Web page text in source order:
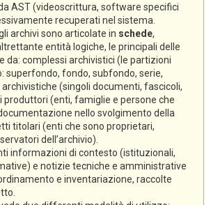
AST (videoscrittura, software specifici
recuperati nel sistema.
archivi sono articolate in schede,
entità logiche, le principali delle
da: complessi archivistici (le partizioni
superfondo, fondo, subfondo, serie,
(singoli documenti, fascicoli,
produttori (enti, famiglie e persone che
nello svolgimento della
titolari (enti che sono proprietari,
dell’archivio).
informazioni di contesto (istituzionali,
e notizie tecniche e amministrative
e inventariazione, raccolte